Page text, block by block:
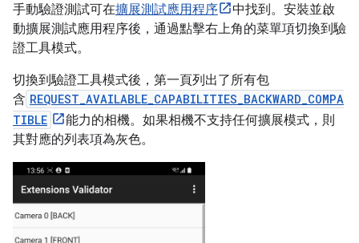
手動驗證測試可在擴展測試應用程序
中找到。安裝並啟
動擴展測試應用程序後，通過點擊右上角的菜單項切換到驗
證工具模式。
切換到驗證工具模式後，第一頁列出了所有包
含 REQUEST_AVAILABLE_CAPABILITIES_BACKWARD_COMPA
TIBLE
能力的相機。如果相機不支持任何擴展模式，則
其對應的列表項為灰色。